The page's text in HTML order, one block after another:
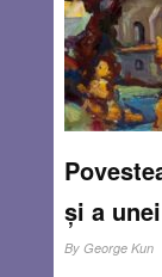
și a
By George Kun